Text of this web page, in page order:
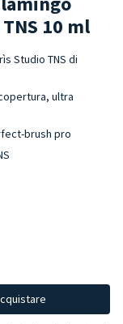
10 ml
Studio TNS di
ultra
brush pro